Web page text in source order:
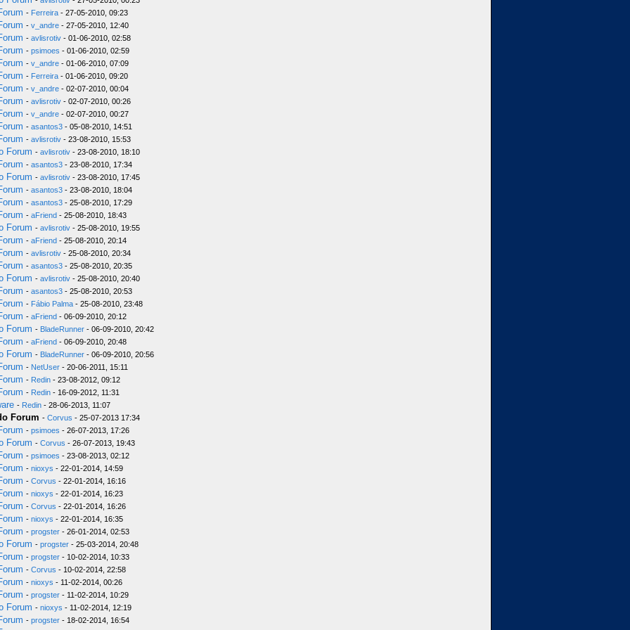
- Ferreira - 27-05-2010, 09:23
- v_andre - 27-05-2010, 12:40
- avlisrotiv - 01-06-2010, 02:58
- psimoes - 01-06-2010, 02:59
- v_andre - 01-06-2010, 07:09
- Ferreira - 01-06-2010, 09:20
- v_andre - 02-07-2010, 00:04
- avlisrotiv - 02-07-2010, 00:26
- v_andre - 02-07-2010, 00:27
- asantos3 - 05-08-2010, 14:51
- avlisrotiv - 23-08-2010, 15:53
Forum - avlisrotiv - 23-08-2010, 18:10
- asantos3 - 23-08-2010, 17:34
Forum - avlisrotiv - 23-08-2010, 17:45
- asantos3 - 23-08-2010, 18:04
- asantos3 - 25-08-2010, 17:29
- aFriend - 25-08-2010, 18:43
Forum - avlisrotiv - 25-08-2010, 19:55
- aFriend - 25-08-2010, 20:14
- avlisrotiv - 25-08-2010, 20:34
- asantos3 - 25-08-2010, 20:35
Forum - avlisrotiv - 25-08-2010, 20:40
- asantos3 - 25-08-2010, 20:53
- Fábio Palma - 25-08-2010, 23:48
- aFriend - 06-09-2010, 20:12
Forum - BladeRunner - 06-09-2010, 20:42
- aFriend - 06-09-2010, 20:48
Forum - BladeRunner - 06-09-2010, 20:56
- NetUser - 20-06-2011, 15:11
- Redin - 23-08-2012, 09:12
- Redin - 16-09-2012, 11:31
- Redin - 28-06-2013, 11:07
Forum - Corvus - 25-07-2013 17:34
- psimoes - 26-07-2013, 17:26
Forum - Corvus - 26-07-2013, 19:43
- psimoes - 23-08-2013, 02:12
- nioxys - 22-01-2014, 14:59
- Corvus - 22-01-2014, 16:16
- nioxys - 22-01-2014, 16:23
- Corvus - 22-01-2014, 16:26
- nioxys - 22-01-2014, 16:35
- progster - 26-01-2014, 02:53
Forum - progster - 25-03-2014, 20:48
- progster - 10-02-2014, 10:33
- Corvus - 10-02-2014, 22:58
- nioxys - 11-02-2014, 00:26
- progster - 11-02-2014, 10:29
Forum - nioxys - 11-02-2014, 12:19
- progster - 18-02-2014, 16:54